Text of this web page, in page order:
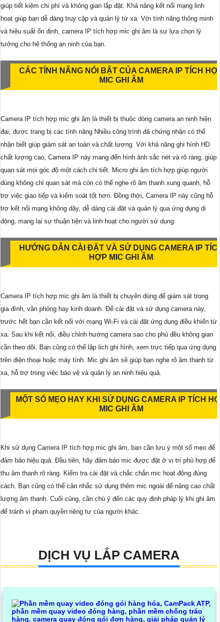
giúp tiết kiệm chi phí và không gian lắp đặt. Khả năng kết nối mạng linh
hoạt giúp bạn dễ dàng truy cập và quản lý từ xa. Với tính năng thông minh
và hiệu suất ổn định, camera IP tích hợp mic ghi âm là sự lựa chọn lý
tưởng cho hệ thống an ninh của bạn.
CÁC TÍNH NĂNG NỔI BẬT CỦA CAMERA IP TÍCH
MIC GHI ÂM
Camera IP tích hợp mic ghi âm là thiết bị thuộc dòng camera an ninh hiện
đại, được trang bị các tính năng Nhiều công trình đã chứng nhận có thể
nhận biết giúp giám sát an toàn và chất lượng. Với khả năng ghi hình HD
chất lượng cao, Camera IP này mang đến hình ảnh sắc nét và rõ ràng, giúp
quan sát mọi góc độ một cách chi tiết. Micro ghi âm tích hợp giúp người
dùng không chỉ quan sát mà còn có thể nghe rõ âm thanh xung quanh, hỗ
trợ việc giao tiếp và kiểm soát tốt hơn. Đồng thời, Camera IP này cũng hỗ
trợ kết nối mạng không dây, dễ dàng cài đặt và quản lý qua ứng dụng di
động, mang lại sự thuận tiện và linh hoạt cho người sử dụng.
HƯỚNG DẪN CÀI ĐẶT VÀ SỬ DỤNG CAMERA IP
HỢP MIC GHI ÂM
Camera IP tích hợp mic ghi âm là thiết bị chuyên dùng để giám sát trong
gia đình, văn phòng hay kinh doanh. Để cài đặt và sử dụng camera này,
trước hết bạn cần kết nối với mạng Wi-Fi và cài đặt ứng dụng điều khiển từ
xa. Sau khi kết nối, điều chỉnh hướng camera sao cho phủ đều không gian
cần theo dõi. Bạn cũng có thể lập lịch ghi hình, xem trực tiếp qua ứng dụng
trên điện thoại hoặc máy tính. Mic ghi âm sẽ giúp bạn nghe rõ âm thanh từ
xa, hỗ trợ trong việc bảo vệ và quản lý an ninh hiệu quả.
MỘT SỐ MẸO HAY KHI SỬ DỤNG CAMERA IP TÍCH
MIC GHI ÂM
Khi sử dụng Camera IP tích hợp mic ghi âm, bạn cần lưu ý một số mẹo để
đảm bảo hiệu quả. Đầu tiên, hãy đảm bảo mic được đặt ở vị trí phù hợp để
thu âm thanh rõ ràng. Kiểm tra cài đặt và chắc chắn mic hoạt động đúng
cách. Bạn cũng có thể cân nhắc sử dụng thêm mic ngoài để nâng cao chất
lượng âm thanh. Cuối cùng, cần chú ý đến các quy định pháp lý khi ghi âm
để tránh vi phạm quyền riêng tư của người khác.
DỊCH VỤ LẮP CAMERA